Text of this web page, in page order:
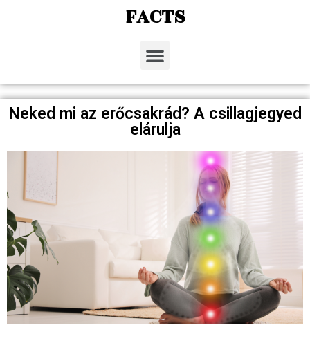
FACTS
Neked mi az erőcsakrád? A csillagjegyed
elárulja